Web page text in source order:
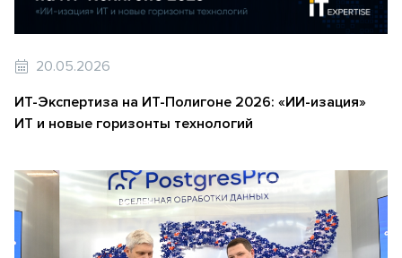
20.05.2026
ИТ-Экспертиза на ИТ-Полигоне 2026: «ИИ-изация»
ИТ и новые горизонты технологий